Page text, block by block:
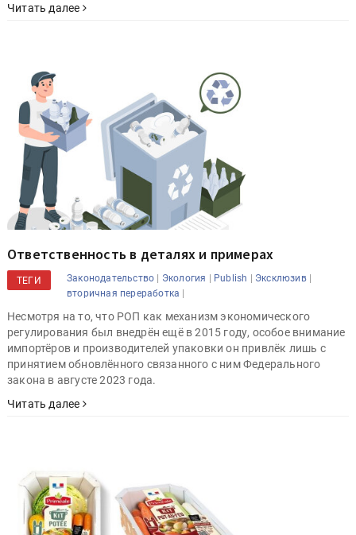
Читать далее
Ответственность в деталях и примерах
ТЕГИ Законодательство | Экология | Publish | Эксклюзив|
вторичная переработка |
Несмотря на то, что РОП как механизм экономического
регулирования был внедрён ещё в 2015 году, особое внимание
импортёров и производителей упаковки он привлёк лишь с
принятием обновлённого связанного с ним Федерального
закона в августе 2023 года.
Читать далее